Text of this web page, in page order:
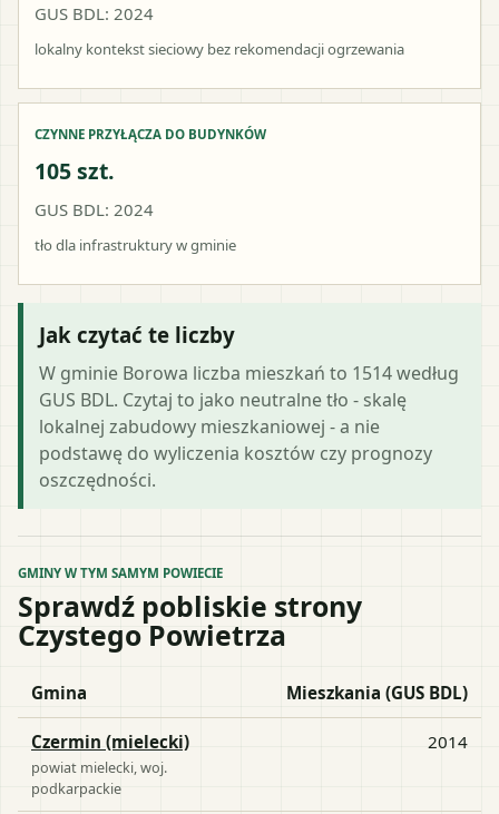
GUS BDL: 2024
lokalny kontekst sieciowy bez rekomendacji ogrzewania
CZYNNE PRZYŁĄCZA DO BUDYNKÓW
105 szt.
GUS BDL: 2024
tło dla infrastruktury w gminie
Jak czytać te liczby
W gminie Borowa liczba mieszkań to 1514 według
GUS BDL. Czytaj to jako neutralne tło - skalę
lokalnej zabudowy mieszkaniowej - a nie
podstawę do wyliczenia kosztów czy prognozy
oszczędności.
GMINY W TYM SAMYM POWIECIE
Sprawdź pobliskie strony
Czystego Powietrza
Gmina Mieszkania (GUS BDL)
Czermin (mielecki)
powiat mielecki , woj.
podkarpackie
2014